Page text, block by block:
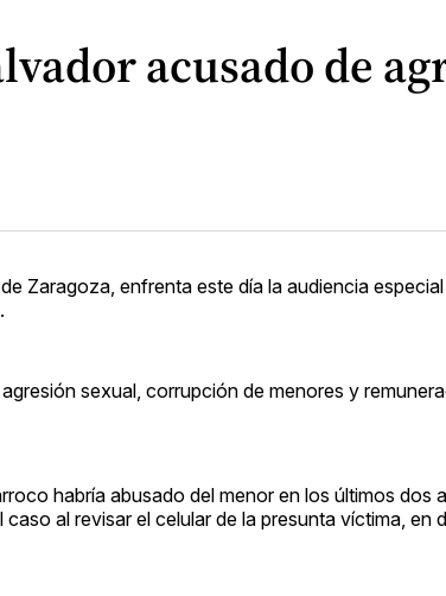
acusado de
Zaragoza, enfrenta este día la audiencia
sexual, corrupción de menores y
habría abusado del menor en los últimos dos
al revisar el celular de la presunta víctima, en